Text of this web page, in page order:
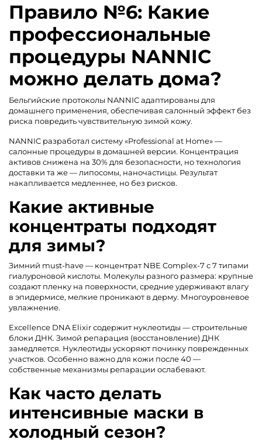
Правило №6: Какие
профессиональные
процедуры NANNIC
можно делать дома?
Бельгийские протоколы NANNIC адаптированы для
домашнего применения, обеспечивая салонный эффект без
риска повредить чувствительную зимой кожу.
NANNIC разработал систему «Professional at Home» —
салонные процедуры в домашней версии. Концентрация
активов снижена на 30% для безопасности, но технология
доставки та же — липосомы, наночастицы. Результат
накапливается медленнее, но без рисков.
Какие активные
концентраты подходят
для зимы?
Зимний must-have — концентрат NBE Complex-7 с 7 типами
гиалуроновой кислоты. Молекулы разного размера: крупные
создают пленку на поверхности, средние удерживают влагу
в эпидермисе, мелкие проникают в дерму. Многоуровневое
увлажнение.
Excellence DNA Elixir содержит нуклеотиды — строительные
блоки ДНК. Зимой репарация (восстановление) ДНК
замедляется. Нуклеотиды ускоряют починку поврежденных
участков. Особенно важно для кожи после 40 —
собственные механизмы репарации ослабевают.
Как часто делать
интенсивные маски в
холодный сезон?